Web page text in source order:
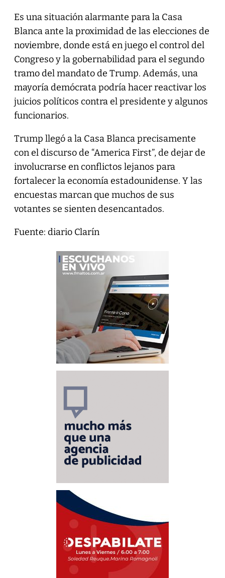
Es una situación alarmante para la Casa
Blanca ante la proximidad de las elecciones de
noviembre, donde está en juego el control del
Congreso y la gobernabilidad para el segundo
tramo del mandato de Trump. Además, una
mayoría demócrata podría hacer reactivar los
juicios políticos contra el presidente y algunos
funcionarios.
Trump llegó a la Casa Blanca precisamente
con el discurso de “America First”, de dejar de
involucrarse en conflictos lejanos para
fortalecer la economía estadounidense. Y las
encuestas marcan que muchos de sus
votantes se sienten desencantados.
Fuente: diario Clarín